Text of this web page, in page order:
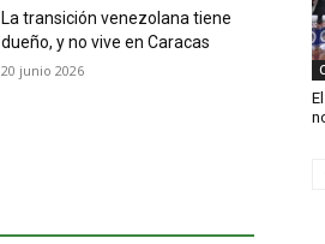
La transición venezolana tiene
dueño, y no vive en Caracas
20 junio 2026